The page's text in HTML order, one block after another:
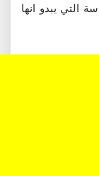
التي يبدو انها